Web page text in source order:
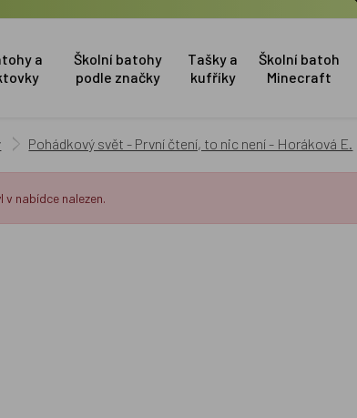
a
Školní batohy
podle značky
Tašky a
kufříky
Školní batoh
Minecraft
Pohádkový svět - První čtení, to nic není - Horáková E.
nabídce nalezen.